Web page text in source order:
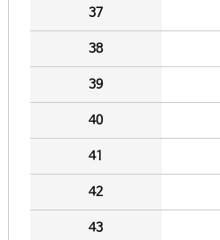
37
38
39
40
41
42
43